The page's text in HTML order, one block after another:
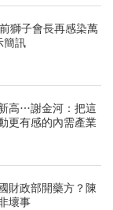
獅子會長再感染萬
簡訊
高…謝金河：把這
更有感的內需產業
財政部開藥方？陳
壞事